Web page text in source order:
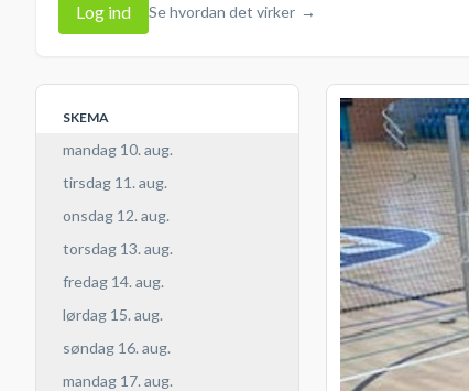
Log ind Se hvordan det virker →
SKEMA
mandag 10. aug.
tirsdag 11. aug.
onsdag 12. aug.
torsdag 13. aug.
fredag 14. aug.
lørdag 15. aug.
søndag 16. aug.
mandag 17. aug.